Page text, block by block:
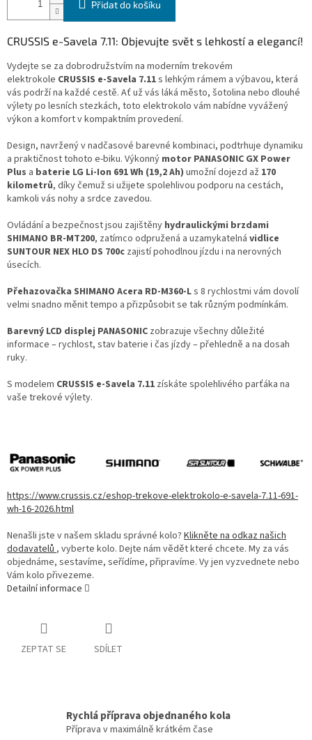
Přidat do košíku
CRUSSIS e-Savela 7.11: Objevujte svět s lehkostí a elegancí!
Vydejte se za dobrodružstvím na moderním trekovém
elektrokole CRUSSIS e-Savela 7.11s lehkým rámem a výbavou, která
vás podrží na každé cestě. Ať už vás láká město, šotolina nebo dlouhé
výlety po lesních stezkách, toto elektrokolo vám nabídne vyvážený
výkon a komfort v kompaktním provedení.
Design, navržený v nadčasové barevné kombinaci, podtrhuje dynamiku
a praktičnost tohoto e-biku. Výkonný motor PANASONIC GX Power
Plus a baterie LG Li-Ion 691 Wh (19,2 Ah) umožní dojezd až 170
kilometrů, díky čemuž si užijete spolehlivou podporu na cestách,
kamkoli vás nohy a srdce zavedou.
Ovládání a bezpečnost jsou zajištěny hydraulickými brzdami
SHIMANO BR-MT200, zatímco odpružená a uzamykatelná vidlice
SUNTOUR NEX HLO DS 700c zajistí pohodlnou jízdu i na nerovných
úsecích.
Přehazovačka SHIMANO Acera RD-M360-Ls 8 rychlostmi vám dovolí
velmi snadno měnit tempo a přizpůsobit se tak různým podmínkám.
Barevný LCD displej PANASONIC zobrazuje všechny důležité
informace – rychlost, stav baterie i čas jízdy – přehledně a na dosah
ruky.
S modelem CRUSSIS e-Savela 7.11 získáte spolehlivého parťáka na
vaše trekové výlety.
https://www.crussis.cz/eshop-trekove-elektrokolo-e-savela-7.11-691-
wh-16-2026.html
Nenašli jste v našem skladu správné kolo? Klikněte na odkaz našich
dodavatelů, vyberte kolo. Dejte nám vědět které chcete. My za vás
objednáme, sestavíme, seřídíme, připravíme. Vy jen vyzvednete nebo
Vám kolo přivezeme.
Detailní informace
ZEPTAT SE SDÍLET
Rychlá příprava objednaného kola
Příprava v maximálně krátkém čase